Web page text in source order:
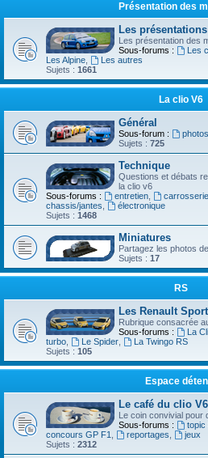
Présentation des
Les présentations
Les présentation des
Sous-forums :
Les
Les Alpine,
Les autres
Sujets : 1661
La clio V6
Général
Sous-forum :
Sujets : 725
Technique
Questions et débats
la clio v6
Sous-forums :
entretien, carrosserie
chassis/jantes,
électronique
Sujets : 1468
Miniatures
Partagez les photos
Sujets : 17
RS
Les Renault Sport
Rubrique consacrée
Sous-forums :
La
turbo, Le Spider,
La Twingo RS
Sujets : 105
Espace
Le café du clio V6
Le coin convivial pour
Sous-forums :
topic
concours GP F1, reportages,
jeux
Sujets : 2312